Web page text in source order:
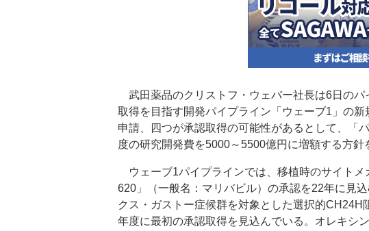
武田薬品のクリストフ・ウェバー社長は6日の
取得を目指す開発パイプライン「ウェーブ1」の
申請、四つが承認取得の可能性があるとして、「
度の研究開発費を5000～5500億円に増額する方針
ウェーブ1パイプラインでは、移植時のサイト
620」（一般名：マリバビル）の承認を22年に見
クス・ガストー症候群を対象とした選択的
年度に最初の承認取得を見込んでいる。オレキシ